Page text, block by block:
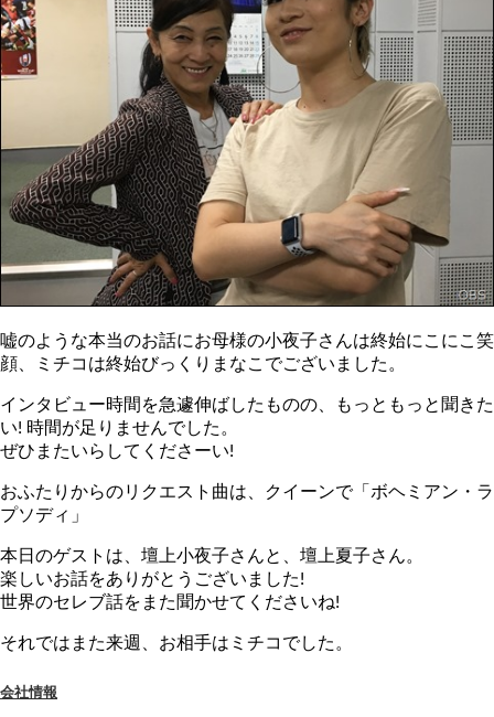
嘘のような本当のお話にお母様の小夜子さんは終始にこにこ笑
顔、ミチコは終始びっくりまなこでございました。
インタビュー時間を急遽伸ばしたものの、もっともっと聞きた
い! 時間が足りませんでした。
ぜひまたいらしてくださーい!
おふたりからのリクエスト曲は、クイーンで「ボヘミアン・ラ
プソディ」
本日のゲストは、壇上小夜子さんと、壇上夏子さん。
楽しいお話をありがとうございました!
世界のセレブ話をまた聞かせてくださいね!
それではまた来週、お相手はミチコでした。
会社情報